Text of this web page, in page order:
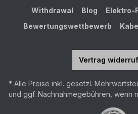
Withdrawal
Blog
Elektro-
Bewertungswettbewerb
Vertrag
* Alle Preise inkl. gesetzl.
und ggf. Nachnahmegebühren, wenn